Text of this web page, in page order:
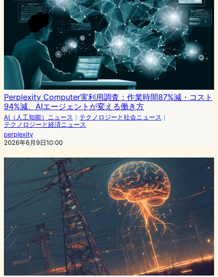
Perplexity Computer実利用調査：作業時間87%減・コスト
94%減、AIエージェントが変える働き方
AI（人工知能）ニュース ｜ テクノロジーと社会ニュース ｜
テクノロジーと経済ニュース
perplexity
2026年6月9日10:00